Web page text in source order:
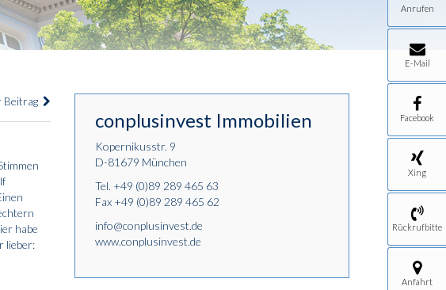
Anrufen
E-Mail
Facebook
Xing
Rückrufbitte
Anfahrt
Beitrag
habe
lieber:
conplusinvest Immobilien
Kopernikusstr. 9
D-81679 München
Tel. +49 (0)89 289 465 63
Fax +49 (0)89 289 465 62
info@conplusinvest.de
www.conplusinvest.de